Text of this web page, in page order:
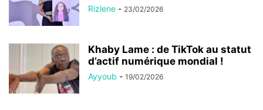
Rizlene - 23/02/2026
Khaby Lame : de TikTok au statut
d’actif numérique mondial !
Ayyoub - 19/02/2026